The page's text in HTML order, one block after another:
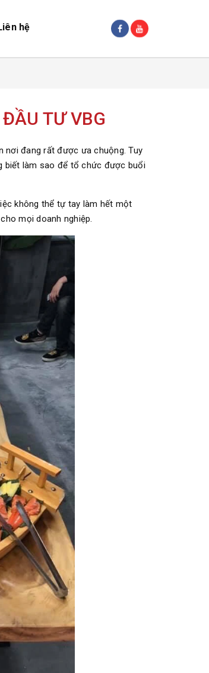
hệ
TƯ VBG
nơi đang rất được ưa chuộng. Tuy
biết làm sao để tổ chức được buổi
không thể tự tay làm hết một
mọi doanh nghiệp.